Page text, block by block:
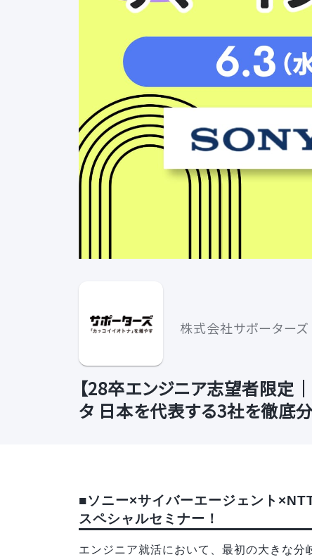
株式会社サポーター
【28卒エンジニア志望者限定
タ 日本を代表する3社を徹底
■ソニー×サイバーエージェント
スペシャルセミナー！
エンジニア就活において、最初の大きな分